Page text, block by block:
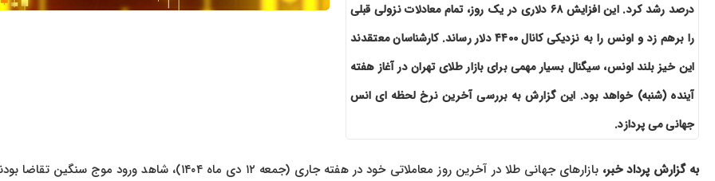
درصد رشد کرد. این افزایش ۶۸ دلاری در یک روز، تمام معادلات نزولی قبلی
را برهم زد و اونس را به نزدیکی کانال ۴۴۰۰ دلار رساند. کارشناسان معتقدند
این خیز بلند اونس، سیگنال بسیار مهمی برای بازار طلای تهران در آغاز هفته
آینده (شنبه) خواهد بود. این گزارش به بررسی آخرین نرخ لحظه ای انس
جهانی می پردازد.
به گزارش پرداد خبر،
بازارهای جهانی طلا در آخرین روز معاملاتی خود در هفته جاری (جمعه ۱۲ دی ماه ۱۴۰۴)، شاهد ورود موج